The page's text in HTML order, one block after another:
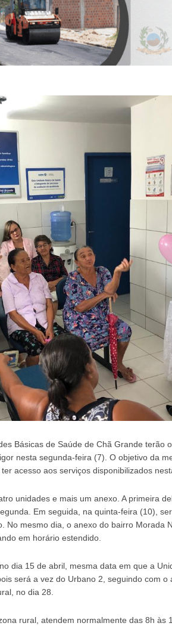
Básicas de Saúde de Chã Grande terão
nesta segunda-feira (7). O objetivo da
acesso aos serviços disponibilizados
unidades e mais um anexo. A primeira
Em seguida, na quinta-feira (10),
No mesmo dia, o anexo do bairro Morada
em horário estendido.
dia 15 de abril, mesma data em que a
será a vez do Urbano 2, seguindo com o
no dia 28.
rural, atendem normalmente das 8h às